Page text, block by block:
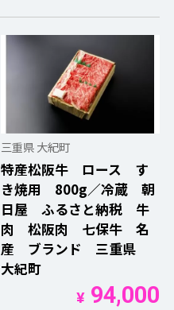
三重県 大紀町
特産松阪牛 ロース す
き焼用 800g／冷蔵 朝
日屋 ふるさと納税 牛
肉 松阪肉 七保牛 名
産 ブランド 三重県
大紀町
¥94,000